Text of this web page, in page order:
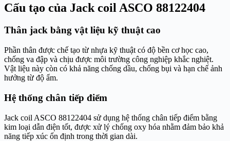
Cấu tạo của Jack coil ASCO 88122404
Thân jack bằng vật liệu kỹ thuật cao
Phần thân được chế tạo từ nhựa kỹ thuật có độ bền cơ học cao,
chống va đập và chịu được môi trường công nghiệp khắc nghiệt.
Vật liệu này còn có khả năng chống dầu, chống bụi và hạn chế ảnh
hưởng từ độ ẩm.
Hệ thống chân tiếp điểm
Jack coil ASCO 88122404 sử dụng hệ thống chân tiếp điểm bằng
kim loại dẫn điện tốt, được xử lý chống oxy hóa nhằm đảm bảo khả
năng tiếp xúc ổn định trong thời gian dài.